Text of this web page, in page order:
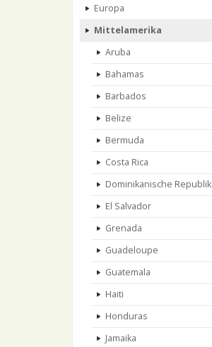
Europa
Mittelamerika
Aruba
Bahamas
Barbados
Belize
Bermuda
Costa Rica
Dominikanische Republik
El Salvador
Grenada
Guadeloupe
Guatemala
Haiti
Honduras
Jamaika